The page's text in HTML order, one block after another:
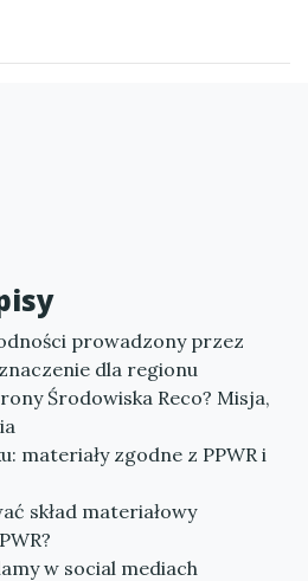
prowadzony przez
dla regionu
Środowiska Reco? Misja,
materiały zgodne z PPWR i
skład materiałowy
w social mediach